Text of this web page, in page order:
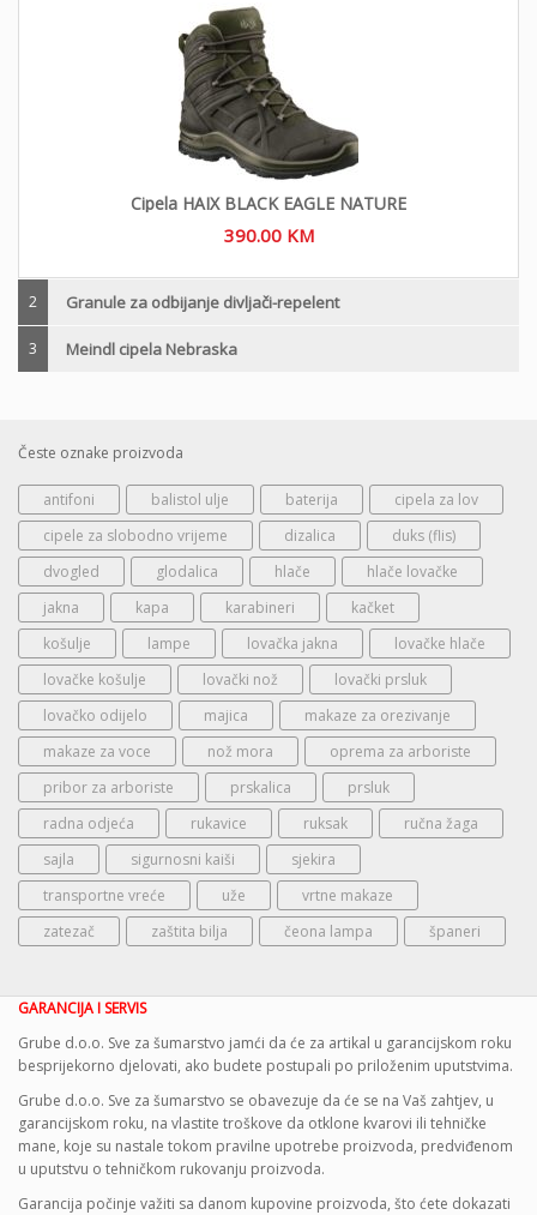
Cipela HAIX BLACK EAGLE NATURE
390.00 KM
2 Granule za odbijanje divljači-repelent
3 Meindl cipela Nebraska
Česte oznake proizvoda
antifoni balistol ulje baterija
cipela za lov
cipele za slobodno vrijeme
dizalica
duks (flis)
dvogled
glodalica hlače
hlače lovačke
jakna
kapa karabineri
kačket
košulje
lampe lovačka jakna
lovačke hlače
lovačke košulje
lovački nož
lovački prsluk
lovačko odijelo
majica
makaze za orezivanje
makaze za voce
nož mora
oprema za arboriste
pribor za arboriste
prskalica
prsluk
radna odjeća
rukavice ruksak
ručna žaga
sajla
sigurnosni kaiši
sjekira
transportne vreće
uže
vrtne makaze
zatezač
zaštita bilja čeona lampa španeri
GARANCIJA I SERVIS
Grube d.o.o. Sve za šumarstvo jamći da će za artikal u garancijskom roku
besprijekorno djelovati, ako budete postupali po priloženim uputstvima.
Grube d.o.o. Sve za šumarstvo se obavezuje da će se na Vaš zahtjev, u
garancijskom roku, na vlastite troškove da otklone kvarovi ili tehničke
mane, koje su nastale tokom pravilne upotrebe proizvoda, predviđenom
u uputstvu o tehničkom rukovanju proizvoda.
Garancija počinje važiti sa danom kupovine proizvoda, što ćete dokazati